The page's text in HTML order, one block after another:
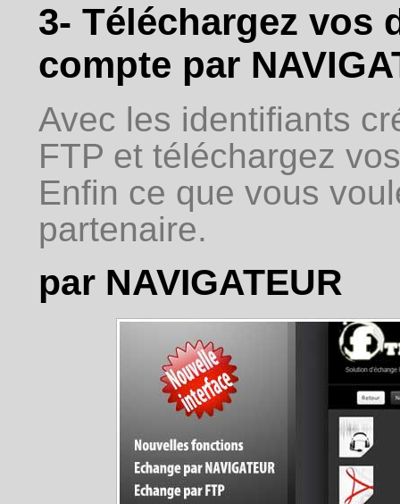
3- Téléchargez vos
compte par
Avec les identifiants
FTP et téléchargez
Enfin ce que vous
partenaire.
par NAVIGATEUR